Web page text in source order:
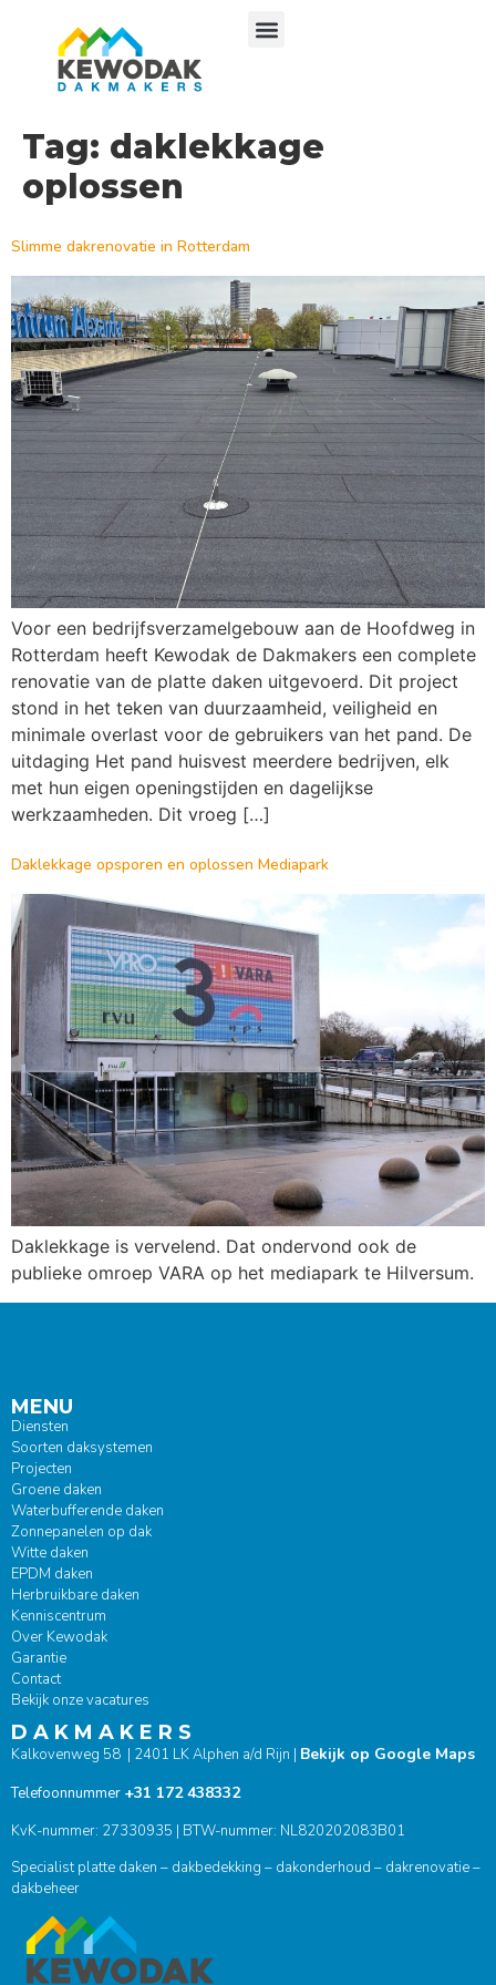
Tag: daklekkage
oplossen
Slimme dakrenovatie in Rotterdam
Voor een bedrijfsverzamelgebouw aan de Hoofdweg in
Rotterdam heeft Kewodak de Dakmakers een complete
renovatie van de platte daken uitgevoerd. Dit project
stond in het teken van duurzaamheid, veiligheid en
minimale overlast voor de gebruikers van het pand. De
uitdaging Het pand huisvest meerdere bedrijven, elk
met hun eigen openingstijden en dagelijkse
werkzaamheden. Dit vroeg […]
Daklekkage opsporen en oplossen Mediapark
Daklekkage is vervelend. Dat ondervond ook de
publieke omroep VARA op het mediapark te Hilversum.
MENU
Diensten
Soorten daksystemen
Projecten
Groene daken
Waterbufferende daken
Zonnepanelen op dak
Witte daken
EPDM daken
Herbruikbare daken
Kenniscentrum
Over Kewodak
Garantie
Contact
Bekijk onze vacatures
D A K M A K E R S
Kalkovenweg 58 | 2401 LK Alphen a/d Rijn | Bekijk op Google Maps
Telefoonnummer +31 172 438332
KvK-nummer: 27330935 | BTW-nummer: NL820202083B01
Specialist platte daken – dakbedekking – dakonderhoud – dakrenovatie –
dakbeheer